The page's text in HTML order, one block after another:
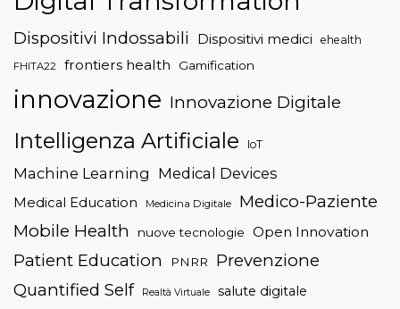
Dispositivi Indossabili Dispositivi medici ehealth
FHITA22 frontiers health Gamification
innovazione Innovazione Digitale
Intelligenza Artificiale IoT
Machine Learning Medical Devices
Medical Education Medicina Digitale
Medico-Paziente
Mobile Health
nuove tecnologie Open Innovation
Patient Education PNRR
Prevenzione
Quantified Self
Realtà Virtuale salute digitale